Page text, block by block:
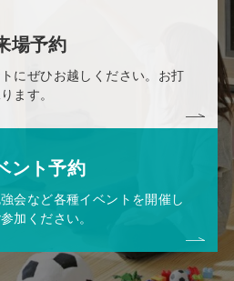
場予約
にぜひお越しください。お打
ます。
ント予約
会など各種イベントを開催し
加ください。